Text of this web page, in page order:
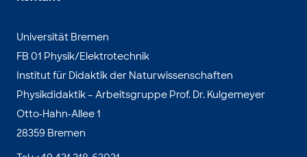
Universität Bremen
FB 01 Physik/Elektrotechnik
Institut für Didaktik der Naturwissenschaften
Physikdidaktik – Arbeitsgruppe Prof. Dr. Kulgemeyer
Otto-Hahn-Allee 1
28359 Bremen